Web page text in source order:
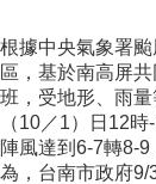
根據中央氣象署
區，基於南高屏
班，受地形、雨
（10／1）日12
陣風達到6-7轉8-
為，台南市政府9/